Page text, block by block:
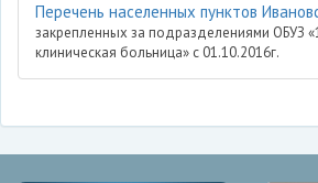
Перечень населенных пунктов
закрепленных за подразделениями ОБУЗ
клиническая больница» с 01.10.2016г.